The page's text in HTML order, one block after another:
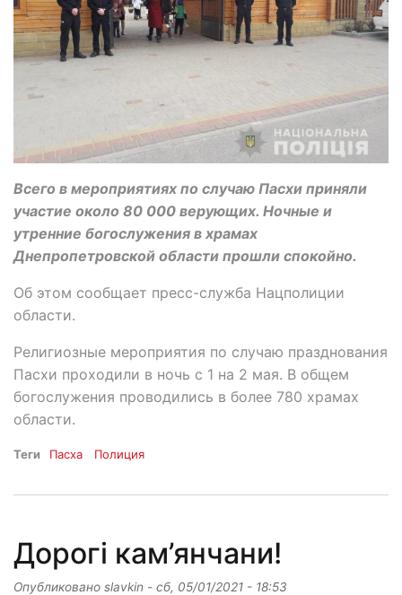
Всего в мероприятиях по случаю Пасхи приняли
участие около 80 000 верующих. Ночные и
утренние богослужения в храмах
Днепропетровской области прошли спокойно.
Об этом сообщает пресс-служба Нацполиции
области.
Религиозные мероприятия по случаю празднования
Пасхи проходили в ночь с 1 на 2 мая. В общем
богослужения проводились в более 780 храмах
области.
Теги Пасха Полиция
Дорогі кам’янчани!
Опубликовано slavkin - сб, 05/01/2021 - 18:53